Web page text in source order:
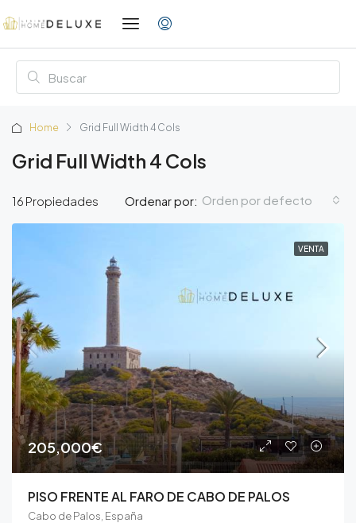
Home Grid Full Width 4 Cols
Grid Full Width 4 Cols
16 Propiedades Ordenar por: Orden por defecto
VENTA
205,000€
PISO FRENTE AL FARO DE CABO DE PALOS
Cabo de Palos, España